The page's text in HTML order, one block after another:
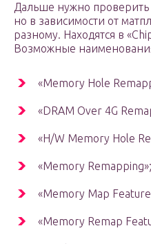
Дальше нужно
но в зависимости от
разному. Находятся в
Возможные
«Memory Hole
«DRAM Over 4G
«H/W Memory Hole
«Memory Remapping»;
«Memory Map
«Memory Remap